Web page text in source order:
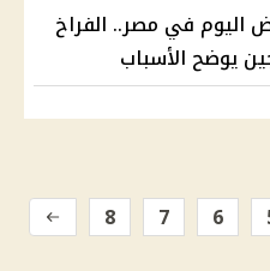
اليوم في مصر.. الفراخ
يوضح الأسباب
6
7
8